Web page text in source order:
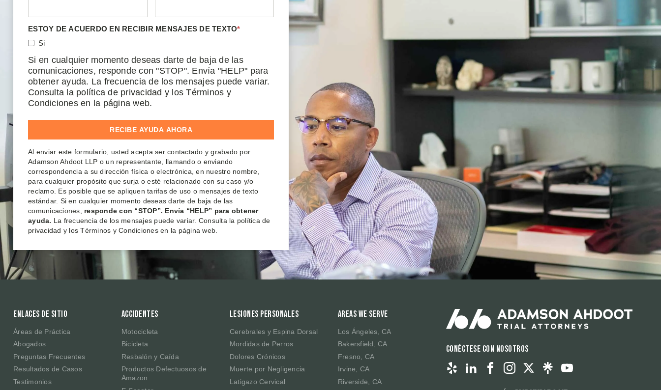
ESTOY DE ACUERDO EN RECIBIR MENSAJES DE TEXTO*
Si
Si en cualquier momento deseas darte de baja de las
comunicaciones, responde con "STOP". Envía "HELP" para
obtener ayuda. La frecuencia de los mensajes puede variar.
Consulta la política de privacidad y los Términos y
Condiciones en la página web.
Al enviar este formulario, usted acepta ser contactado y grabado por
Adamson Ahdoot LLP o un representante, llamando o enviando
correspondencia a su dirección física o electrónica, en nuestro nombre,
para cualquier propósito que surja o esté relacionado con su caso y/o
reclamo. Es posible que se apliquen tarifas de uso o mensajes de texto
estándar. Si en cualquier momento deseas darte de baja de las
comunicaciones, responde con “STOP”. Envía “HELP” para obtener
ayuda. La frecuencia de los mensajes puede variar. Consulta la política de
privacidad y los Términos y Condiciones en la página web.
Enlaces de sitio
Áreas de Práctica
Abogados
Preguntas Frecuentes
Resultados de Casos
Testimonios
Accidentes
Motocicleta
Bicicleta
Resbalón y Caída
Productos Defectuosos de
Amazon
Lesiones Personales
Cerebrales y Espina Dorsal
Mordidas de Perros
Dolores Crónicos
Muerte por Negligencia
Latigazo Cervical
Areas We Serve
Los Ángeles, CA
Bakersfield, CA
Fresno, CA
Irvine, CA
Riverside, CA
Conéctese con nosotros